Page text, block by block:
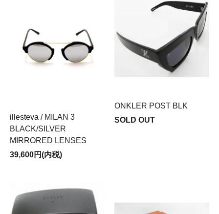
illesteva / MILAN 3
BLACK/SILVER
MIRRORED LENSES
39,600円(内税)
ONKLER POST BLK
SOLD OUT